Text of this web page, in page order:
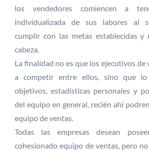
los vendedores comiencen a
individualizada de sus labores al
cumplir con las metas establecidas y
cabeza.
La finalidad no es que los ejecutivos de
a competir entre ellos, sino que
objetivos, estadísticas personales y
del equipo en general, recién ahí
equipo de ventas.
Todas las empresas desean
cohesionado equipo de ventas, pero